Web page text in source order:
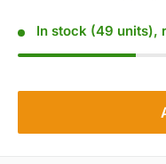
In stock (49 units),